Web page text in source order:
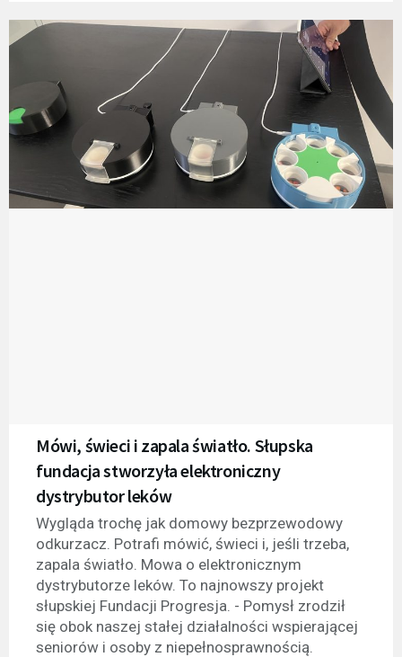
Mówi, świeci i zapala światło. Słupska
fundacja stworzyła elektroniczny
dystrybutor leków
Wygląda trochę jak domowy bezprzewodowy
odkurzacz. Potrafi mówić, świeci i, jeśli trzeba,
zapala światło. Mowa o elektronicznym
dystrybutorze leków. To najnowszy projekt
słupskiej Fundacji Progresja. - Pomysł zrodził
się obok naszej stałej działalności wspierającej
seniorów i osoby z niepełnosprawnością.